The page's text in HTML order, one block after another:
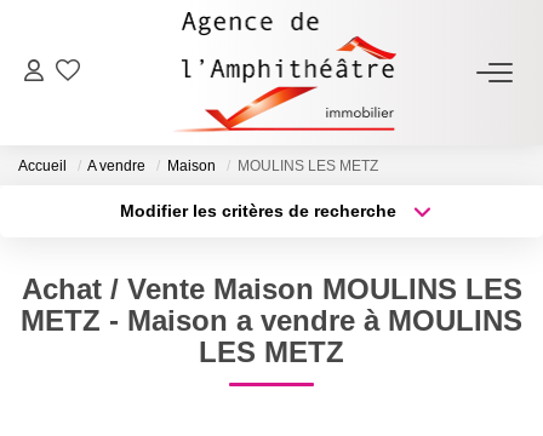
ACHETER
FAIRE GÉRER
Accueil A vendre Maison MOULINS LES METZ
Modifier les critères de recherche
Sélectionnez...
Type de bien
Surface min
Achat / Vente Maison MOULINS LES
METZ - Maison a vendre à MOULINS
LES METZ